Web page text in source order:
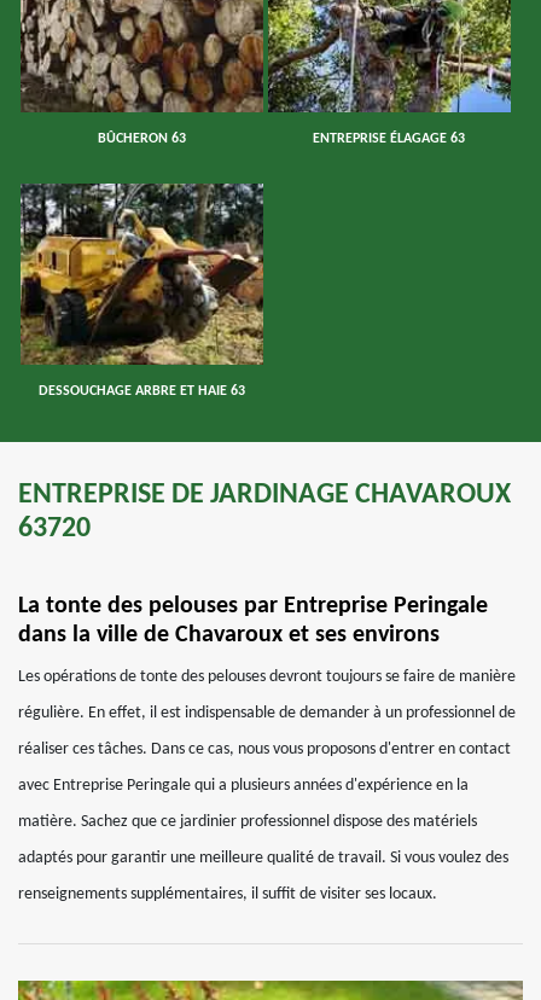
BÛCHERON 63 ENTREPRISE ÉLAGAGE 63
DESSOUCHAGE ARBRE ET HAIE 63
ENTREPRISE DE JARDINAGE CHAVAROUX
63720
La tonte des pelouses par Entreprise Peringale
dans la ville de Chavaroux et ses environs
Les opérations de tonte des pelouses devront toujours se faire de manière
régulière. En effet, il est indispensable de demander à un professionnel de
réaliser ces tâches. Dans ce cas, nous vous proposons d'entrer en contact
avec Entreprise Peringale qui a plusieurs années d'expérience en la
matière. Sachez que ce jardinier professionnel dispose des matériels
adaptés pour garantir une meilleure qualité de travail. Si vous voulez des
renseignements supplémentaires, il suffit de visiter ses locaux.